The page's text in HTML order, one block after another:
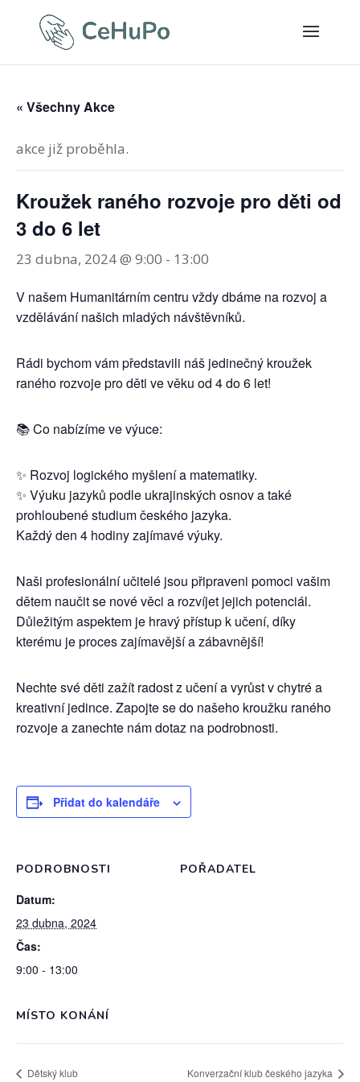
« Všechny Akce
akce již proběhla.
Kroužek raného rozvoje pro děti od
3 do 6 let
23 dubna, 2024 @ 9:00 - 13:00
V našem Humanitárním centru vždy dbáme na rozvoj a
vzdělávání našich mladých návštěvníků.
Rádi bychom vám představili náš jedinečný kroužek
raného rozvoje pro děti ve věku od 4 do 6 let!
📚 Co nabízíme ve výuce:
✨ Rozvoj logického myšlení a matematiky.
✨ Výuku jazyků podle ukrajinských osnov a také
prohloubené studium českého jazyka.
Každý den 4 hodiny zajímavé výuky.
Naši profesionální učitelé jsou připraveni pomoci vašim
dětem naučit se nové věci a rozvíjet jejich potenciál.
Důležitým aspektem je hravý přístup k učení, díky
kterému je proces zajímavější a zábavnější!
Nechte své děti zažít radost z učení a vyrůst v chytré a
kreativní jedince. Zapojte se do našeho kroužku raného
rozvoje a zanechte nám dotaz na podrobnosti.
Přidat do kalendáře
PODROBNOSTI
Datum:
23 dubna, 2024
Čas:
9:00 - 13:00
POŘADATEL
MÍSTO KONÁNÍ
Dětský klub Konverzační klub českého jazyka